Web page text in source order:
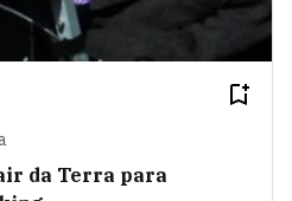
da Terra para